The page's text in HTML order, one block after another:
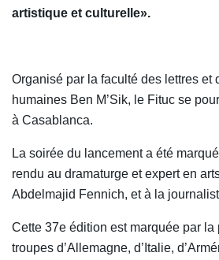
artistique et culturelle».
Organisé par la faculté des lettres et
humaines Ben M’Sik, le Fituc se
à Casablanca.
La soirée du lancement a été
rendu au dramaturge et expert en
Abdelmajid Fennich, et à la
Cette 37e édition est marquée par
troupes d’Allemagne, d’Italie,